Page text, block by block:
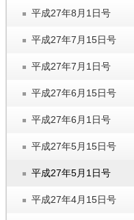
平成27年8月1日号
平成27年7月15日号
平成27年7月1日号
平成27年6月15日号
平成27年6月1日号
平成27年5月15日号
平成27年5月1日号
平成27年4月15日号